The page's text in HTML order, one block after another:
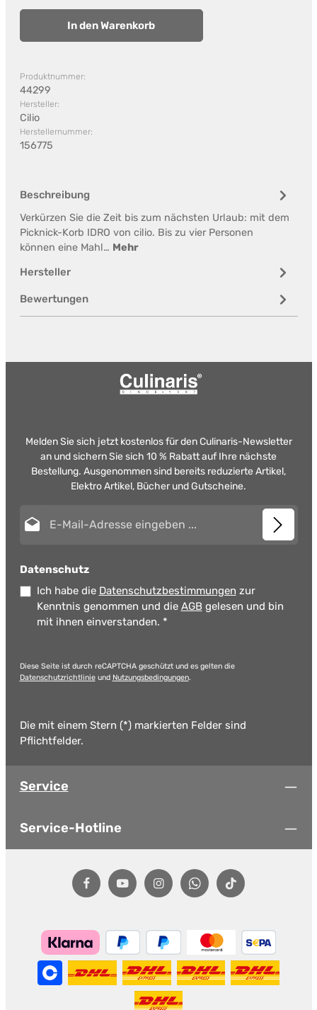
In den Warenkorb
Produktnummer:
44299
Hersteller:
Cilio
Herstellernummer:
156775
Beschreibung
Verkürzen Sie die Zeit bis zum nächsten Urlaub: mit dem
Picknick-Korb IDRO von cilio. Bis zu vier Personen
können eine Mahl… Mehr
Hersteller
Bewertungen
Melden Sie sich jetzt kostenlos für den Culinaris-Newsletter
an und sichern Sie sich 10 % Rabatt auf Ihre nächste
Bestellung. Ausgenommen sind bereits reduzierte Artikel,
Elektro Artikel, Bücher und Gutscheine.
Datenschutz
Ich habe die Datenschutzbestimmungen zur
Kenntnis genommen und die AGB gelesen und bin
mit ihnen einverstanden. *
Diese Seite ist durch reCAPTCHA geschützt und es gelten die
Datenschutzrichtlinieund Nutzungsbedingungen.
Die mit einem Stern (*) markierten Felder sind
Pflichtfelder.
Service
Service-Hotline